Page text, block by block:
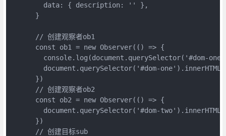
        data: { description: '' },
      }
      // 创建观察者ob1
      const ob1 = new Observer(() => {
console.log(document.querySelector('#dom-
document.querySelector('#dom-one').innerHTML
      })
      // 创建观察者ob2
      const ob2 = new Observer(() => {
document.querySelector('#dom-two').innerHTML
      })
      // 创建目标sub